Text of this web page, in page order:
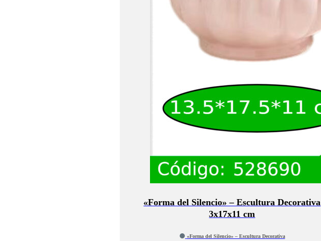
«Forma del Silencio» – Escultura Decorativa
3x17x11 cm
«Forma del Silencio» – Escultura Decorativa